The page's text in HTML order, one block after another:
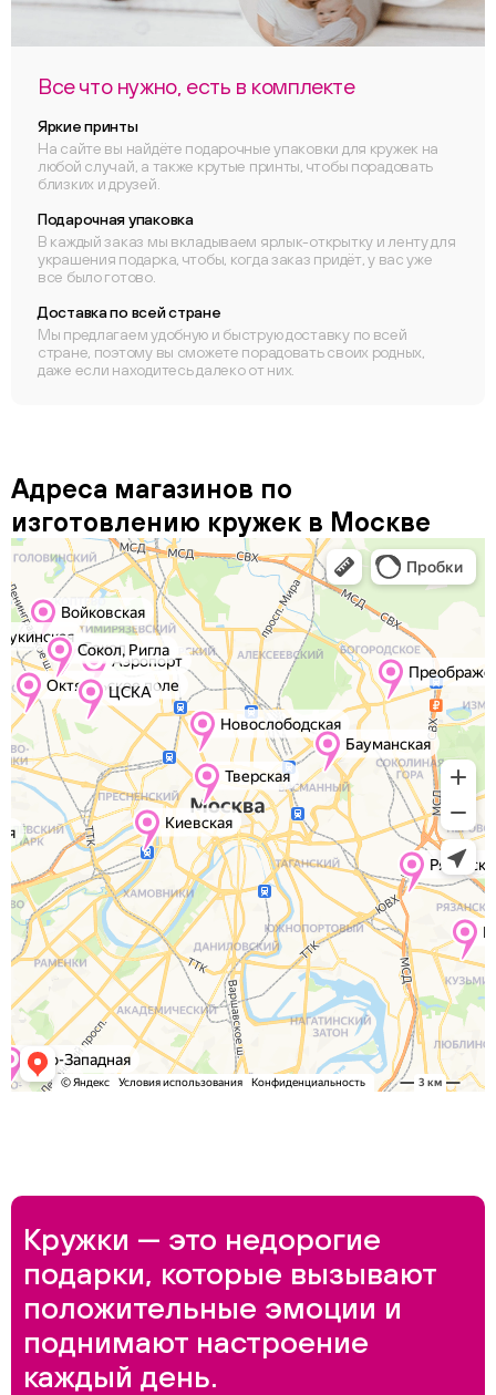
Все что нужно, есть в комплекте
Яркие принты
На сайте вы найдёте подарочные упаковки для кружек на
любой случай, а также крутые принты, чтобы порадовать
близких и друзей.
Подарочная упаковка
В каждый заказ мы вкладываем ярлык-открытку и ленту для
украшения подарка, чтобы, когда заказ придёт, у вас уже
все было готово.
Доставка по всей стране
Мы предлагаем удобную и быструю доставку по всей
стране, поэтому вы сможете порадовать своих родных,
даже если находитесь далеко от них.
Адреса магазинов по
изготовлению кружек в Москве
Кружки — это недорогие
подарки, которые вызывают
положительные эмоции и
поднимают настроение
каждый день.